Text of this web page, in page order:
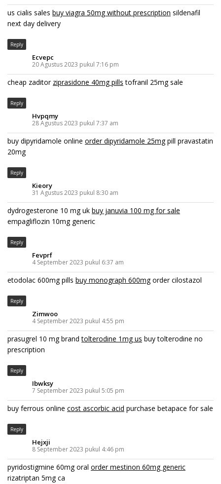
us cialis sales buy viagra 50mg without prescription sildenafil
next day delivery
Reply
Ecvepc
20 Agustus 2023 pukul 7:16 pm
cheap zaditor ziprasidone 40mg pills tofranil 25mg sale
Reply
Hvpqmy
28 Agustus 2023 pukul 7:37 am
buy dipyridamole online order dipyridamole 25mgpill pravastatin
20mg
Reply
Kieory
31 Agustus 2023 pukul 8:30 am
dydrogesterone 10 mg uk buy januvia 100 mg for sale
empagliflozin 10mg generic
Reply
Fevprf
4 September 2023 pukul 6:37 am
etodolac 600mg pills buy monograph 600mgorder cilostazol
Reply
Zimwoo
4 September 2023 pukul 4:55 pm
prasugrel 10 mg brandtolterodine 1mg us buy tolterodine no
prescription
Reply
Ibwksy
7 September 2023 pukul 5:05 pm
buy ferrous online cost ascorbic acid purchase betapace for sale
Reply
Hejxji
8 September 2023 pukul 4:46 pm
pyridostigmine 60mg oral order mestinon 60mg generic
rizatriptan 5mg ca